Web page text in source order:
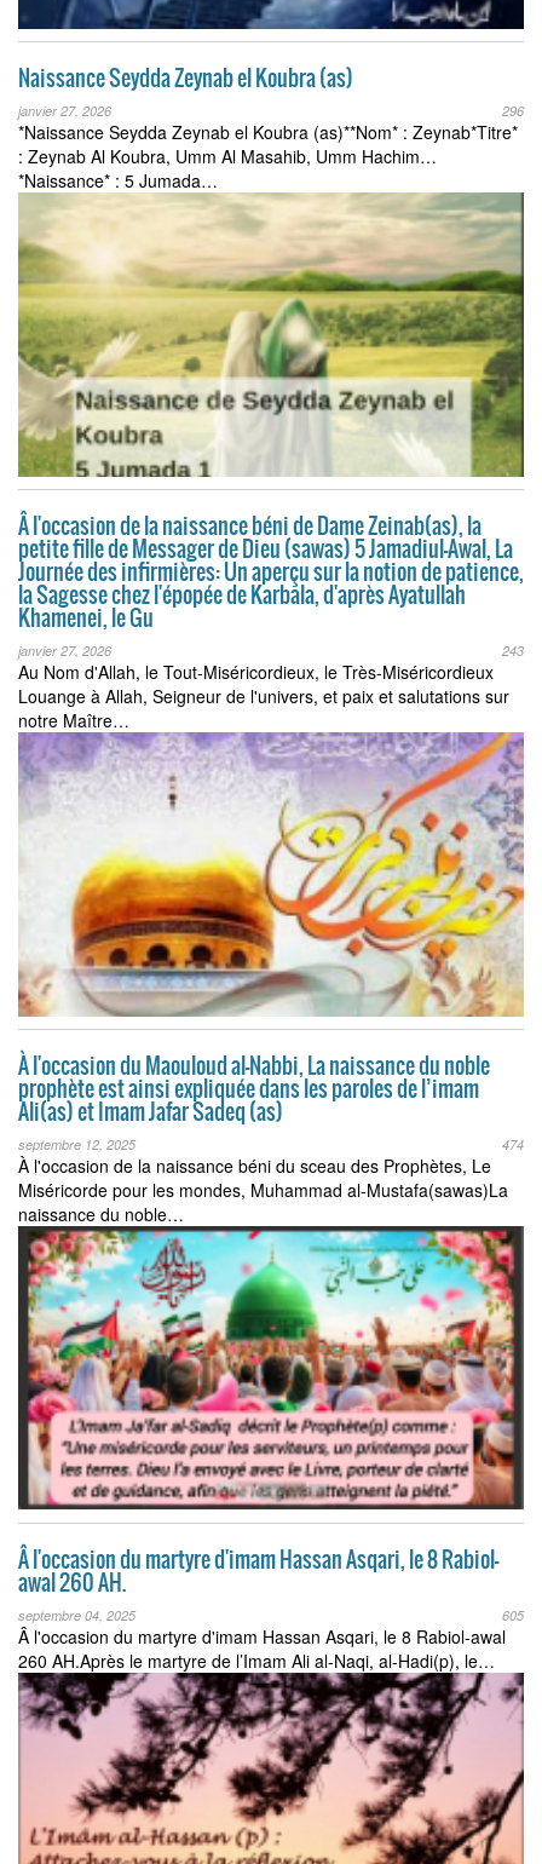
Naissance Seydda Zeynab el Koubra (as)
janvier 27, 2026 296
*Naissance Seydda Zeynab el Koubra (as)**Nom* : Zeynab*Titre*
: Zeynab Al Koubra, Umm Al Masahib, Umm Hachim…
*Naissance* : 5 Jumada…
Â l'occasion de la naissance béni de Dame Zeinab(as), la
petite fille de Messager de Dieu (sawas) 5 Jamadiul-Awal, La
Journée des infirmières: Un aperçu sur la notion de patience,
la Sagesse chez l'épopée de Karbala, d'après Ayatullah
Khamenei, le Gu
janvier 27, 2026 243
Au Nom d'Allah, le Tout-Miséricordieux, le Très-Miséricordieux
Louange à Allah, Seigneur de l'univers, et paix et salutations sur
notre Maître…
À l'occasion du Maouloud al-Nabbi, La naissance du noble
prophète est ainsi expliquée dans les paroles de l’imam
Ali(as) et Imam Jafar Sadeq (as)
septembre 12, 2025 474
À l'occasion de la naissance béni du sceau des Prophètes, Le
Miséricorde pour les mondes, Muhammad al-Mustafa(sawas)La
naissance du noble…
Â l'occasion du martyre d'imam Hassan Asqari, le 8 Rabiol-
awal 260 AH.
septembre 04, 2025 605
Â l'occasion du martyre d'imam Hassan Asqari, le 8 Rabiol-awal
260 AH.Après le martyre de l’Imam Ali al-Naqi, al-Hadi(p), le…